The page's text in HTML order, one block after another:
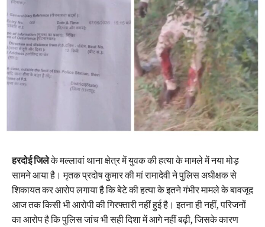
हरदोई जिलेके मल्लावां थाना क्षेत्र में युवक की हत्या के मामले में नया मोड़
सामने आया है। मृतक प्रदोष कुमार की मां रामादेवी ने पुलिस अधीक्षक से
शिकायत कर आरोप लगाया है कि बेटे की हत्या के इतने गंभीर मामले के बावजूद
आज तक किसी भी आरोपी की गिरफ्तारी नहीं हुई है। इतना ही नहीं, परिजनों
का आरोप है कि पुलिस जांच भी सही दिशा में आगे नहीं बढ़ी, जिसके कारण